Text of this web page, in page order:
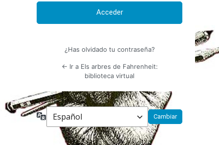
¿Has olvidado tu contraseña?
← Ir a Els arbres de Fahrenheit:
biblioteca virtual
Idioma